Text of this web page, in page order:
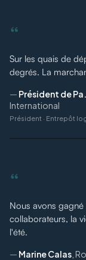
“
Sur les quais de
degrés. La
— Président de
International
Président · Entrepôt
“
Nous avons
collaborateurs, la
l'été.
— Marine Calas